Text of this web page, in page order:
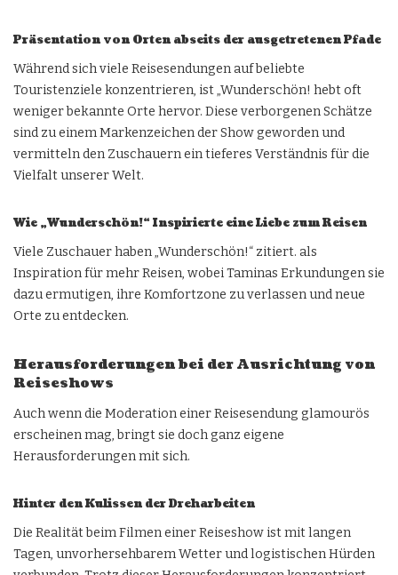
Präsentation von Orten abseits der ausgetretenen Pfade
Während sich viele Reisesendungen auf beliebte
Touristenziele konzentrieren, ist „Wunderschön! hebt oft
weniger bekannte Orte hervor. Diese verborgenen Schätze
sind zu einem Markenzeichen der Show geworden und
vermitteln den Zuschauern ein tieferes Verständnis für die
Vielfalt unserer Welt.
Wie „Wunderschön!“ Inspirierte eine Liebe zum Reisen
Viele Zuschauer haben „Wunderschön!“ zitiert. als
Inspiration für mehr Reisen, wobei Taminas Erkundungen sie
dazu ermutigen, ihre Komfortzone zu verlassen und neue
Orte zu entdecken.
Herausforderungen bei der Ausrichtung von
Reiseshows
Auch wenn die Moderation einer Reisesendung glamourös
erscheinen mag, bringt sie doch ganz eigene
Herausforderungen mit sich.
Hinter den Kulissen der Dreharbeiten
Die Realität beim Filmen einer Reiseshow ist mit langen
Tagen, unvorhersehbarem Wetter und logistischen Hürden